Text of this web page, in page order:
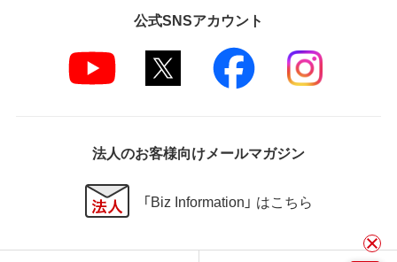
公式SNSアカウント
法人のお客様向けメールマガジン
「Biz Information」 はこちら